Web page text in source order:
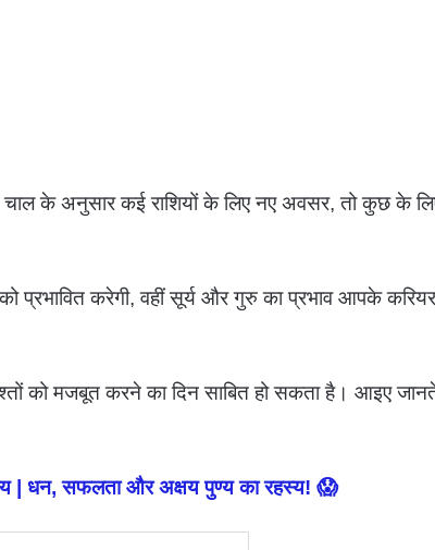
चाल के अनुसार कई राशियों के लिए नए अवसर, तो कुछ के
प्रभावित करेगी, वहीं सूर्य और गुरु का प्रभाव आपके करियर
को मजबूत करने का दिन साबित हो सकता है। आइए
| धन, सफलता और अक्षय पुण्य का रहस्य! 😱